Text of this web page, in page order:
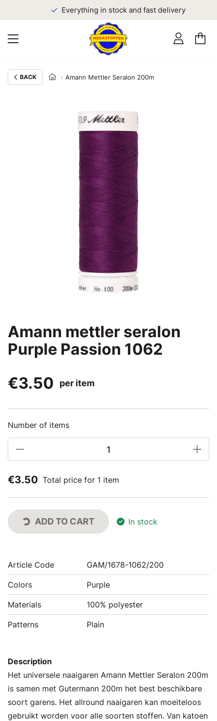
Everything in stock and fast delivery
BACK Amann Mettler Seralon 200m
Amann mettler seralon
Purple Passion 1062
€3.50
per item
Number of items
€3.50 Total price for 1 item
ADD TO CART In stock
Article Code GAM/1678-1062/200
Colors Purple
Materials 100% polyester
Patterns Plain
Description
Het universele naaigaren Amann Mettler Seralon 200m
is samen met Gutermann 200m het best beschikbare
soort garens. Het allround naaigaren kan moeiteloos
gebruikt worden voor alle soorten stoffen. Van katoen